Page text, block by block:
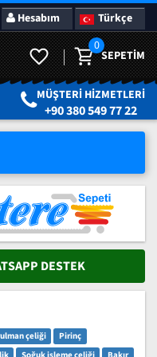
Hesabım Türkçe
0
SEPETIM
MÜŞTERI HIZMETLERI
+90 380 549 77 22
DESTEK
çeliği
Pirinç